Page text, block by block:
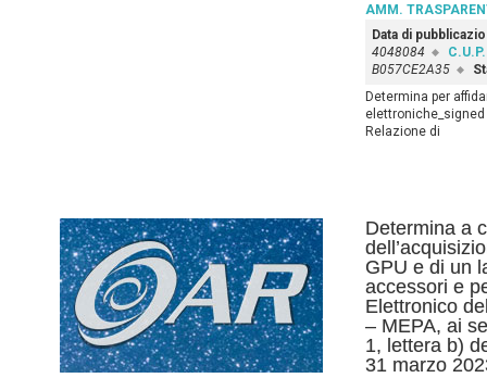
AMM.
Data di
4048084
C.U.P.
B057CE2A35
Determina per
elettroniche_signed
Relazione di
Determina a
GPU e di un
accessori e
Elettronico
– MEPA, ai
1, lettera b)
31 marzo